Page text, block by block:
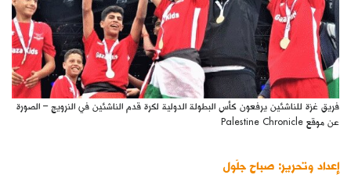
فريق غزة للناشئين يرفعون كأس البطولة الدولية لكرة قدم الناشئين في النرويج – الصورة
عن موقع Palestine Chronicle
إعداد وتحرير: صباح جلّول